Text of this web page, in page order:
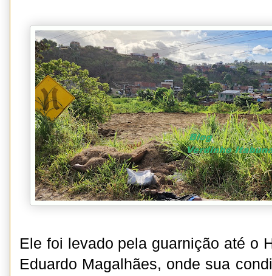
Ele foi levado pela guarnição até o
Eduardo Magalhães, onde sua